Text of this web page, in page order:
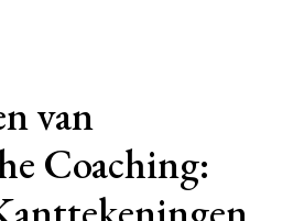
van
Coaching: